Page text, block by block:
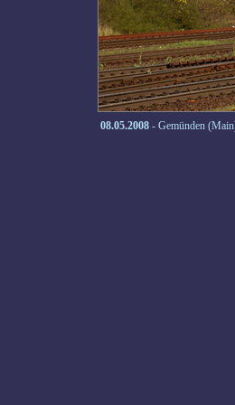
08.05.2008 - Gemünden